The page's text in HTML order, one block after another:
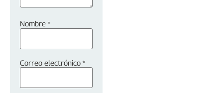
Nombre *
Correo electrónico *